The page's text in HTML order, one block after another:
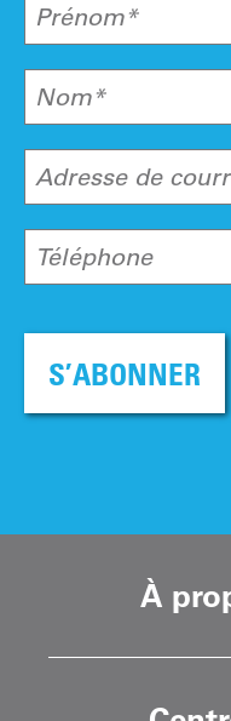
Prénom*
Nom*
Adresse de
Téléphone
S’ABONNER
À